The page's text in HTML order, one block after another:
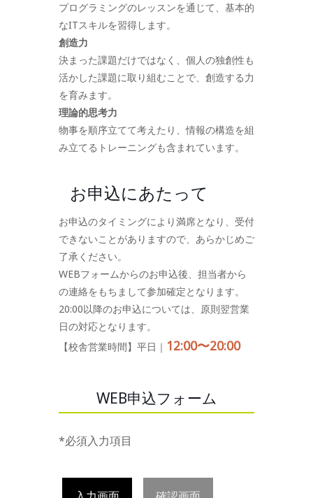
プログラミングのレッスンを通じて、基本的
なITスキルを習得します。
創造力
決まった課題だけではなく、個人の独創性も
活かした課題に取り組むことで、創造する力
を育みます。
理論的思考力
物事を順序立てて考えたり、情報の構造を組
み立てるトレーニングも含まれています。
お申込にあたって
お申込のタイミングにより満席となり、受付
できないことがありますので、あらかじめご
了承ください。
WEBフォームからのお申込後、担当者から
の連絡をもちまして参加確定となります。
20:00以降のお申込については、原則翌営業
日の対応となります。
【校舎営業時間】平日｜ 12:00〜20:00
WEB申込フォーム
*必須入力項目